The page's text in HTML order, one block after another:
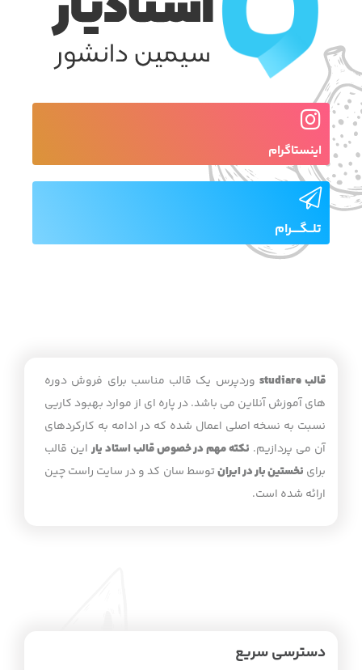
اینستاگرام
تلـــگـــــرام
قالب studiare
وردپرس یک قالب مناسب برای فروش دوره
های آموزش آنلاین می باشد. در پاره ای از موارد بهبود کاریی
نسبت به نسخه اصلی اعمال شده که در ادامه به کارکردهای
آن می پردازیم. نکته مهم در خصوص قالب استاد یار این قالب
برای نخستین بار در ایرانتوسط سان کد و در سایت راست چین
ارائه شده است.
دسترسی سریع